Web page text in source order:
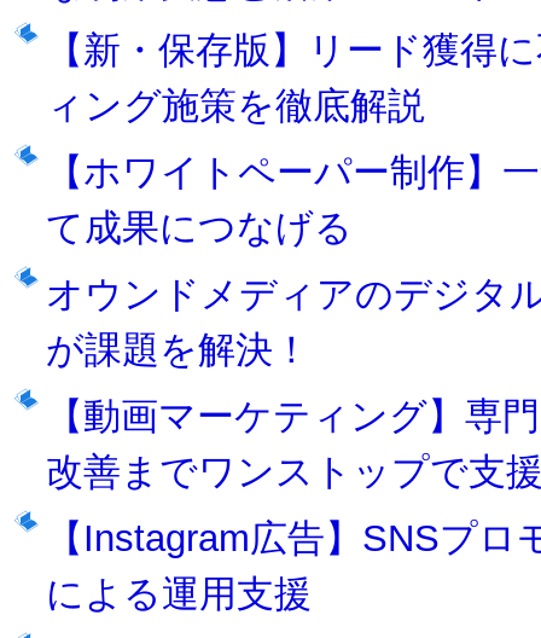
【新・保存版】リード獲得
ィング施策を徹底解説
【ホワイトペーパー制作】
て成果につなげる
オウンドメディアのデジタ
が課題を解決！
【動画マーケティング】専
改善までワンストップで支
【Instagram広告】SNSプ
による運用支援